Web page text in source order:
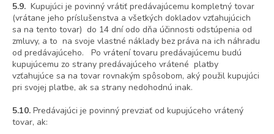
5.9. Kupujúci je povinný vrátiť predávajúcemu kompletný tovar
(vrátane jeho príslušenstva a všetkých dokladov vzťahujúcich
sa na tento tovar) do 14 dní odo dňa účinnosti odstúpenia od
zmluvy, a to na svoje vlastné náklady bez práva na ich náhradu
od predávajúceho. Po vrátení tovaru predávajúcemu budú
kupujúcemu zo strany predávajúceho vrátené platby
vzťahujúce sa na tovar rovnakým spôsobom, aký použil kupujúci
pri svojej platbe, ak sa strany nedohodnú inak.
5.10. Predávajúci je povinný prevziať od kupujúceho vrátený
tovar, ak: